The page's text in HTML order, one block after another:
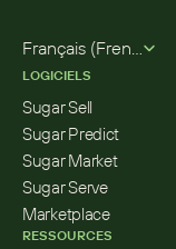
Français (French)
LOGICIELS
Sugar Sell
Sugar Predict
Sugar Market
Sugar Serve
Marketplace
RESSOURCES